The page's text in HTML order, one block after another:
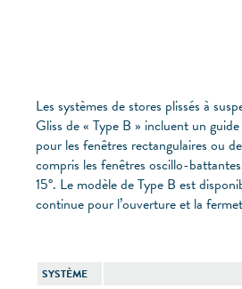
Les systèmes de stores plissés à
Gliss de « Type B » incluent un
pour les fenêtres rectangulaires ou
compris les fenêtres oscillo-
15°. Le modèle de Type B est
continue pour l’ouverture et la
SYSTÈME